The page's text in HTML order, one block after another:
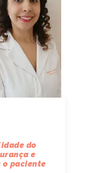
do
e
paciente